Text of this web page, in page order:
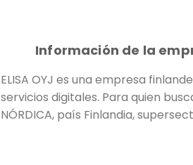
Información de la
ELISA OYJ es una empresa
servicios digitales. Para quien
NÓRDICA, país Finlandia,